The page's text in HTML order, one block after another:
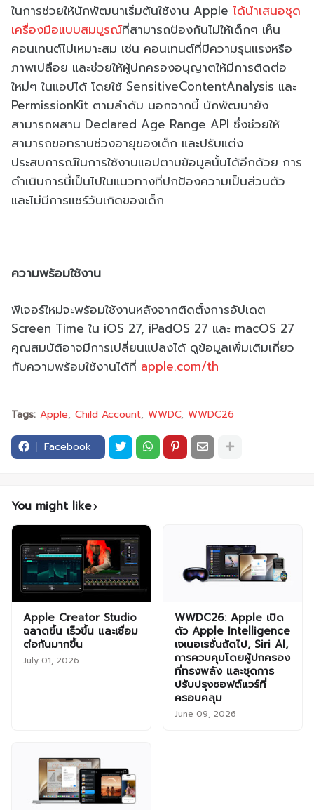
ในการช่วยให้นักพัฒนาเริ่มต้นใช้งาน Apple ได้นำเสนอชุด
เครื่องมือแบบสมบูรณ์ที่สามารถป้องกันไม่ให้เด็กๆ เห็น
คอนเทนต์ไม่เหมาะสม เช่น คอนเทนต์ที่มีความรุนแรงหรือ
ภาพเปลือย และช่วยให้ผู้ปกครองอนุญาตให้มีการติดต่อ
ใหม่ๆ ในแอปได้ โดยใช้ SensitiveContentAnalysis และ
PermissionKit ตามลำดับ นอกจากนี้ นักพัฒนายัง
สามารถผสาน Declared Age Range API ซึ่งช่วยให้
สามารถขอทราบช่วงอายุของเด็ก และปรับแต่ง
ประสบการณ์ในการใช้งานแอปตามข้อมูลนั้นได้อีกด้วย การ
ดำเนินการนี้เป็นไปในแนวทางที่ปกป้องความเป็นส่วนตัว
และไม่มีการแชร์วันเกิดของเด็ก
ความพร้อมใช้งาน
ฟีเจอร์ใหม่จะพร้อมใช้งานหลังจากติดตั้งการอัปเดต
Screen Time ใน iOS 27, iPadOS 27 และ macOS 27
คุณสมบัติอาจมีการเปลี่ยนแปลงได้ ดูข้อมูลเพิ่มเติมเกี่ยว
กับความพร้อมใช้งานได้ที่ apple.com/th
Tags: Apple Child Account WWDC WWDC26
Facebook
You might like
Apple Creator Studio
ฉลาดขึ้น เร็วขึ้น และเชื่อม
ต่อกันมากขึ้น
July 01, 2026
WWDC26: Apple เปิด
ตัว Apple Intelligence
เจเนอเรชั่นถัดไป, Siri AI,
การควบคุมโดยผู้ปกครอง
ที่ทรงพลัง และชุดการ
ปรับปรุงซอฟต์แวร์ที่
ครอบคลุม
June 09, 2026